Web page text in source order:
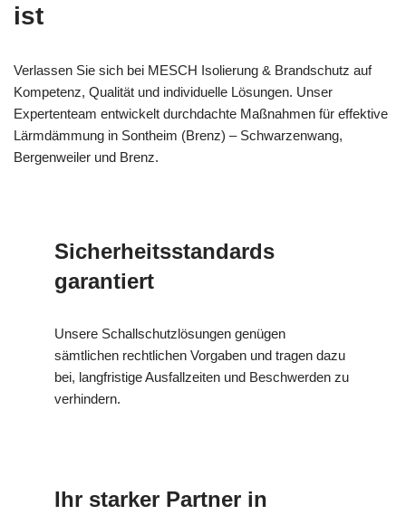
ist
Verlassen Sie sich bei MESCH Isolierung & Brandschutz auf
Kompetenz, Qualität und individuelle Lösungen. Unser
Expertenteam entwickelt durchdachte Maßnahmen für effektive
Lärmdämmung in Sontheim (Brenz) – Schwarzenwang,
Bergenweiler und Brenz.
Sicherheitsstandards
garantiert
Unsere Schallschutzlösungen genügen
sämtlichen rechtlichen Vorgaben und tragen dazu
bei, langfristige Ausfallzeiten und Beschwerden zu
verhindern.
Ihr starker Partner in